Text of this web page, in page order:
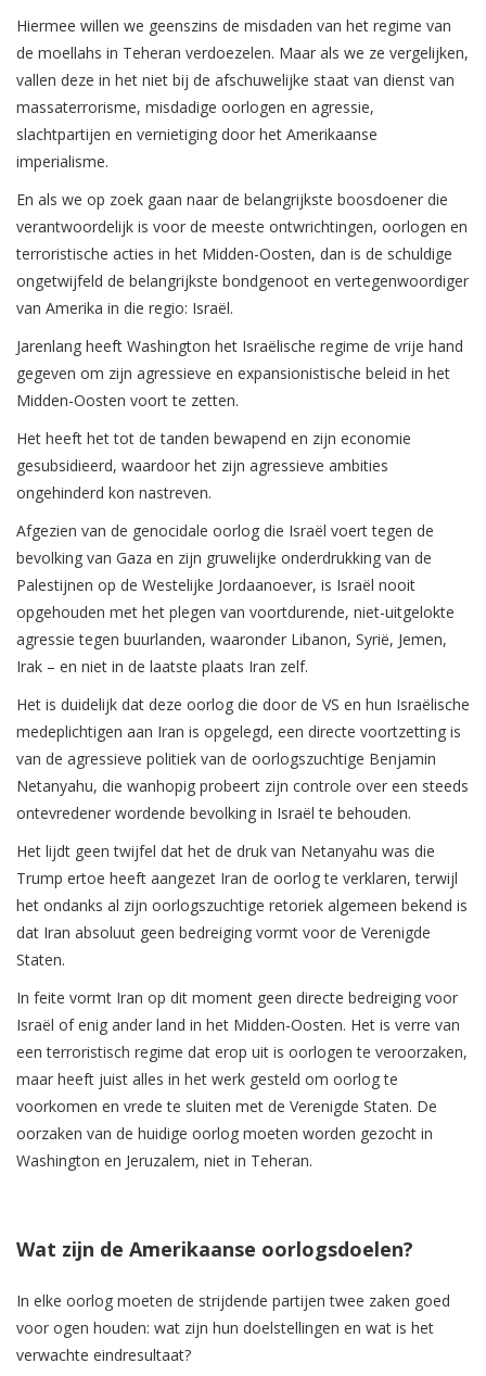
Hiermee willen we geenszins de misdaden van het regime van
de moellahs in Teheran verdoezelen. Maar als we ze vergelijken,
vallen deze in het niet bij de afschuwelijke staat van dienst van
massaterrorisme, misdadige oorlogen en agressie,
slachtpartijen en vernietiging door het Amerikaanse
imperialisme.
En als we op zoek gaan naar de belangrijkste boosdoener die
verantwoordelijk is voor de meeste ontwrichtingen, oorlogen en
terroristische acties in het Midden-Oosten, dan is de schuldige
ongetwijfeld de belangrijkste bondgenoot en vertegenwoordiger
van Amerika in die regio: Israël.
Jarenlang heeft Washington het Israëlische regime de vrije hand
gegeven om zijn agressieve en expansionistische beleid in het
Midden-Oosten voort te zetten.
Het heeft het tot de tanden bewapend en zijn economie
gesubsidieerd, waardoor het zijn agressieve ambities
ongehinderd kon nastreven.
Afgezien van de genocidale oorlog die Israël voert tegen de
bevolking van Gaza en zijn gruwelijke onderdrukking van de
Palestijnen op de Westelijke Jordaanoever, is Israël nooit
opgehouden met het plegen van voortdurende, niet-uitgelokte
agressie tegen buurlanden, waaronder Libanon, Syrië, Jemen,
Irak – en niet in de laatste plaats Iran zelf.
Het is duidelijk dat deze oorlog die door de VS en hun Israëlische
medeplichtigen aan Iran is opgelegd, een directe voortzetting is
van de agressieve politiek van de oorlogszuchtige Benjamin
Netanyahu, die wanhopig probeert zijn controle over een steeds
ontevredener wordende bevolking in Israël te behouden.
Het lijdt geen twijfel dat het de druk van Netanyahu was die
Trump ertoe heeft aangezet Iran de oorlog te verklaren, terwijl
het ondanks al zijn oorlogszuchtige retoriek algemeen bekend is
dat Iran absoluut geen bedreiging vormt voor de Verenigde
Staten.
In feite vormt Iran op dit moment geen directe bedreiging voor
Israël of enig ander land in het Midden-Oosten. Het is verre van
een terroristisch regime dat erop uit is oorlogen te veroorzaken,
maar heeft juist alles in het werk gesteld om oorlog te
voorkomen en vrede te sluiten met de Verenigde Staten. De
oorzaken van de huidige oorlog moeten worden gezocht in
Washington en Jeruzalem, niet in Teheran.
Wat zijn de Amerikaanse oorlogsdoelen?
In elke oorlog moeten de strijdende partijen twee zaken goed
voor ogen houden: wat zijn hun doelstellingen en wat is het
verwachte eindresultaat?